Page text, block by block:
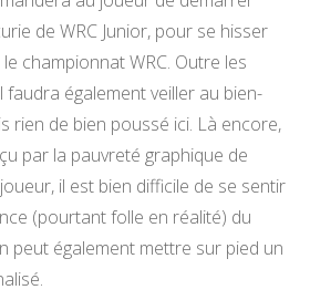
de WRC Junior, pour se hisser
championnat WRC. Outre les
faudra également veiller au bien-
rien de bien poussé ici. Là encore,
par la pauvreté graphique de
il est bien difficile de se sentir
(pourtant folle en réalité) du
peut également mettre sur pied un